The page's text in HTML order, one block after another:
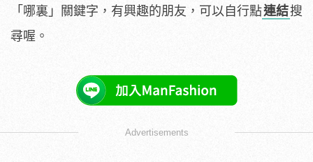
「哪裏」關鍵字，有興趣的朋友，可以自行點連結搜
尋喔。
Advertisements